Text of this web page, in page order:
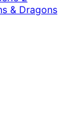
& Dragons